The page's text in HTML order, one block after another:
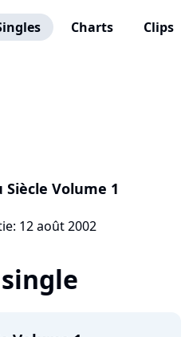
Charts Clips
Siècle Volume 1
12 août 2002